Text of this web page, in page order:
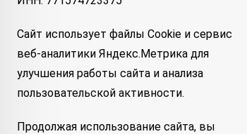
Сайт использует файлы Cookie и сервис
веб-аналитики Яндекс.Метрика для
улучшения работы сайта и анализа
пользовательской активности.
Продолжая использование сайта, вы